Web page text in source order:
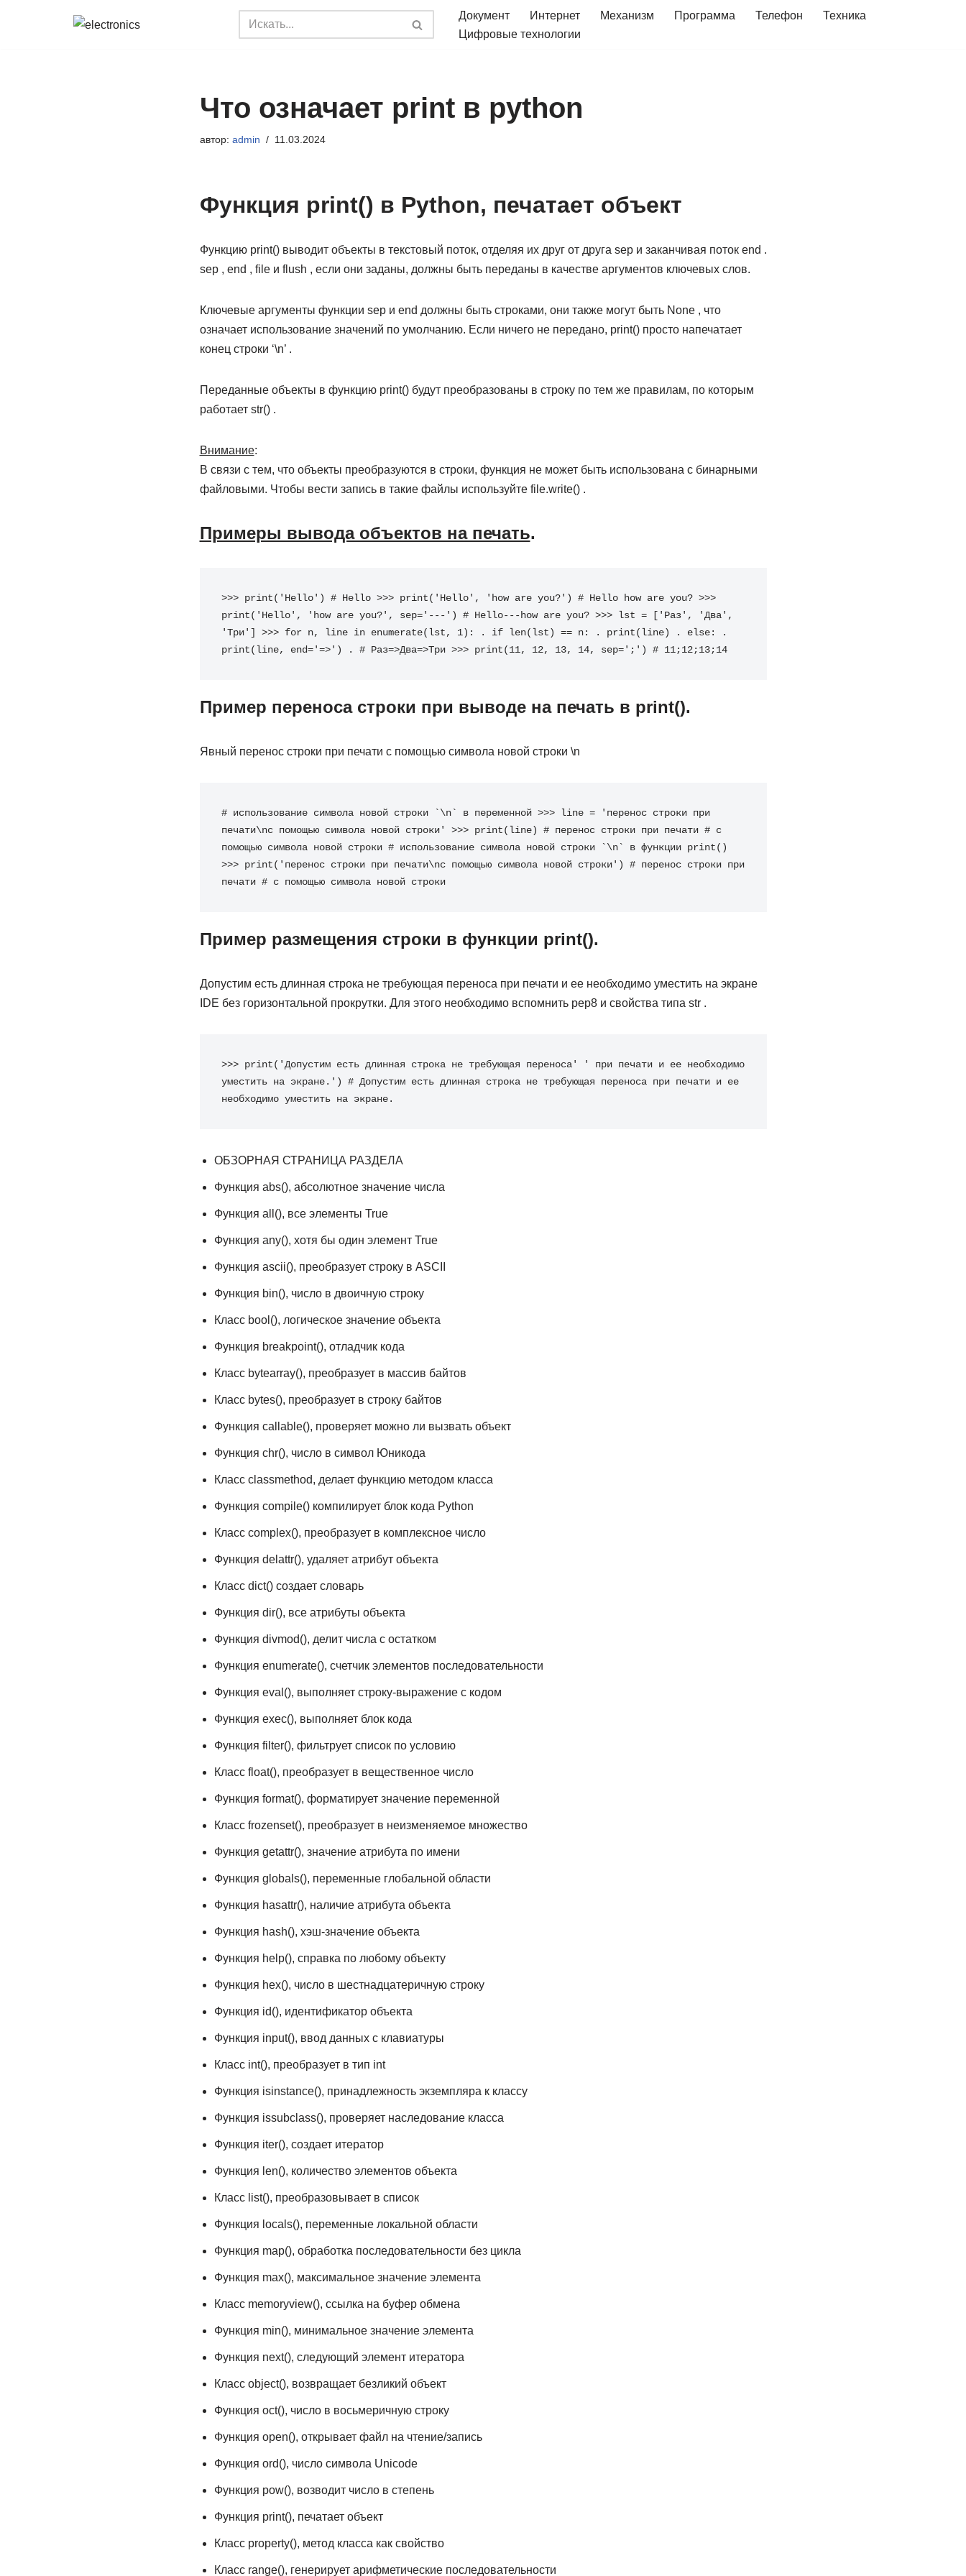
Документ Интернет Механизм Программа Телефон
Техника
Цифровые технологии
Что означает print в python
автор: admin 11.03.2024
Функция print() в Python, печатает объект
Функцию print() выводит объекты в текстовый поток, отделяя их друг от друга sep и заканчивая поток end .
sep , end , file и flush , если они заданы, должны быть переданы в качестве аргументов ключевых слов.
Ключевые аргументы функции sep и end должны быть строками, они также могут быть None , что
означает использование значений по умолчанию. Если ничего не передано, print() просто напечатает
конец строки ‘\n’ .
Переданные объекты в функцию print() будут преобразованы в строку по тем же правилам, по которым
работает str() .
Внимание:
В связи с тем, что объекты преобразуются в строки, функция не может быть использована с бинарными
файловыми. Чтобы вести запись в такие файлы используйте file.write() .
Примеры вывода объектов на печать.
>>> print( 'Hello' ) # Hello >>> print( 'Hello' , 'how are you?' ) # Hello how are you? >>>
print( 'Hello' , 'how are you?' , sep='---' ) # Hello---how are you? >>> lst = [ 'Раз' , 'Два' ,
'Три' ] >>> for n, line in enumerate(lst, 1): . if len(lst) == n: . print(line) . else:
.
print(line, end='=>' ) . # Раз=>Два=>Три >>> print(11, 12, 13, 14, sep=';' ) # 11;12;13;14
Пример переноса строки при выводе на печать в print().
Явный перенос строки при печати с помощью символа новой строки \n
# использование символа новой строки `\n` в переменной >>> line =
'перенос строки при
печати\nс помощью символа новой строки' >>> print(line) # перенос строки при печати # с
помощью символа новой строки # использование символа новой строки `\n` в функции print()
>>> print( 'перенос строки при печати\nс помощью символа новой строки' )
# перенос строки при
печати # с помощью символа новой строки
Пример размещения строки в функции print().
Допустим есть длинная строка не требующая переноса при печати и ее необходимо уместить на экране
IDE без горизонтальной прокрутки. Для этого необходимо вспомнить pep8 и свойства типа str .
>>> print( 'Допустим есть длинная строка не требующая переноса'
' при печати и ее необходимо
уместить на экране.' )
# Допустим есть длинная строка не требующая переноса при печати и ее
необходимо уместить на экране.
ОБЗОРНАЯ СТРАНИЦА РАЗДЕЛА
Функция abs(), абсолютное значение числа
Функция all(), все элементы True
Функция any(), хотя бы один элемент True
Функция ascii(), преобразует строку в ASCII
Функция bin(), число в двоичную строку
Класс bool(), логическое значение объекта
Функция breakpoint(), отладчик кода
Класс bytearray(), преобразует в массив байтов
Класс bytes(), преобразует в строку байтов
Функция callable(), проверяет можно ли вызвать объект
Функция chr(), число в символ Юникода
Класс classmethod, делает функцию методом класса
Функция compile() компилирует блок кода Python
Класс complex(), преобразует в комплексное число
Функция delattr(), удаляет атрибут объекта
Класс dict() создает словарь
Функция dir(), все атрибуты объекта
Функция divmod(), делит числа с остатком
Функция enumerate(), счетчик элементов последовательности
Функция eval(), выполняет строку-выражение с кодом
Функция exec(), выполняет блок кода
Функция filter(), фильтрует список по условию
Класс float(), преобразует в вещественное число
Функция format(), форматирует значение переменной
Класс frozenset(), преобразует в неизменяемое множество
Функция getattr(), значение атрибута по имени
Функция globals(), переменные глобальной области
Функция hasattr(), наличие атрибута объекта
Функция hash(), хэш-значение объекта
Функция help(), справка по любому объекту
Функция hex(), число в шестнадцатеричную строку
Функция id(), идентификатор объекта
Функция input(), ввод данных с клавиатуры
Класс int(), преобразует в тип int
Функция isinstance(), принадлежность экземпляра к классу
Функция issubclass(), проверяет наследование класса
Функция iter(), создает итератор
Функция len(), количество элементов объекта
Класс list(), преобразовывает в список
Функция locals(), переменные локальной области
Функция map(), обработка последовательности без цикла
Функция max(), максимальное значение элемента
Класс memoryview(), ссылка на буфер обмена
Функция min(), минимальное значение элемента
Функция next(), следующий элемент итератора
Класс object(), возвращает безликий объект
Функция oct(), число в восьмеричную строку
Функция open(), открывает файл на чтение/запись
Функция ord(), число символа Unicode
Функция pow(), возводит число в степень
Функция print(), печатает объект
Класс property(), метод класса как свойство
Класс range(), генерирует арифметические последовательности